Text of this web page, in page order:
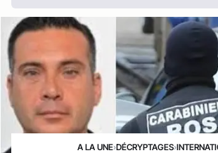
A LA UNE›DÉCRYPTAGES›